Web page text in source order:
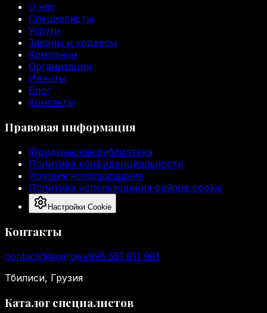
О нас
Специалисты
Услуги
Законы и кодексы
Компании
Организации
Ивенты
Блог
Контакты
Правовая информация
Юридическая библиотека
Политика конфиденциальности
Условия использования
Политика использования файлов cookie
Настройки Cookie
Контакты
contact@legal.ge+995 551 911 961
Тбилиси, Грузия
Каталог специалистов